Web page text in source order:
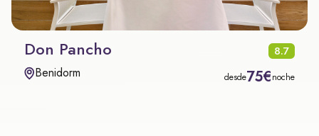
Don Pancho 8.7
Benidorm desde75€noche